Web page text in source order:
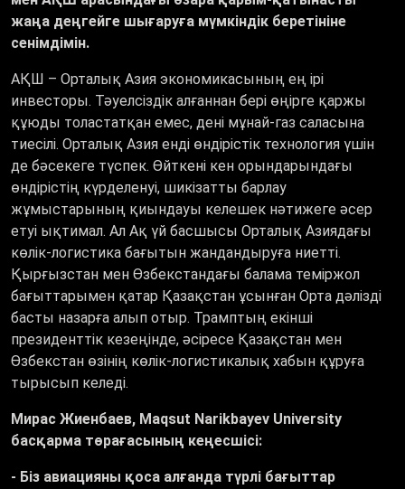
жаңа деңгейге шығаруға мүмкіндік беретініне
сенімдімін.
АҚШ – Орталық Азия экономикасының ең ірі
инвесторы. Тәуелсіздік алғаннан бері өңірге қаржы
құюды толастатқан емес, дені мұнай-газ саласына
тиесілі. Орталық Азия енді өндірістік технология үшін
де бәсекеге түспек. Өйткені кен орындарындағы
өндірістің күрделенуі, шикізатты барлау
жұмыстарының қиындауы келешек нәтижеге әсер
етуі ықтимал. Ал Ақ үй басшысы Орталық Азиядағы
көлік-логистика бағытын жандандыруға ниетті.
Қырғызстан мен Өзбекстандағы балама теміржол
бағыттарымен қатар Қазақстан ұсынған Орта дәлізді
басты назарға алып отыр. Трамптың екінші
президенттік кезеңінде, әсіресе Қазақстан мен
Өзбекстан өзінің көлік-логистикалық хабын құруға
тырысып келеді.
Мирас Жиенбаев, Maqsut Narikbayev University
басқарма төрағасының кеңесшісі:
- Біз авиацияны қоса алғанда түрлі бағыттар